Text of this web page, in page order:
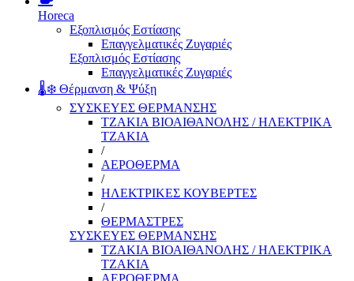
Horeca
Εξοπλισμός Εστίασης
Επαγγελματικές Ζυγαριές
Εξοπλισμός Εστίασης
Επαγγελματικές Ζυγαριές
🌡️❄️ Θέρμανση & Ψύξη
ΣΥΣΚΕΥΕΣ ΘΕΡΜΑΝΣΗΣ
ΤΖΑΚΙΑ ΒΙΟΑΙΘΑΝΟΛΗΣ / ΗΛΕΚΤΡΙΚΑ
ΤΖΑΚΙΑ
/
ΑΕΡΟΘΕΡΜΑ
/
ΗΛΕΚΤΡΙΚΕΣ ΚΟΥΒΕΡΤΕΣ
/
ΘΕΡΜΑΣΤΡΕΣ
ΣΥΣΚΕΥΕΣ ΘΕΡΜΑΝΣΗΣ
ΤΖΑΚΙΑ ΒΙΟΑΙΘΑΝΟΛΗΣ / ΗΛΕΚΤΡΙΚΑ
ΤΖΑΚΙΑ
ΑΕΡΟΘΕΡΜΑ